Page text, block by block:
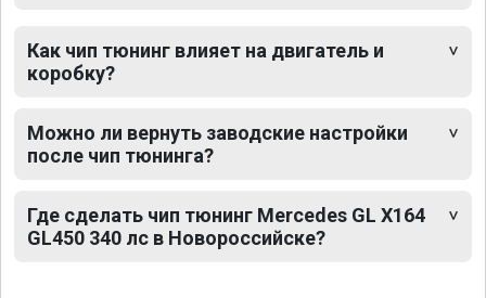
Как чип тюнинг влияет на двигатель и
коробку?
Можно ли вернуть заводские настройки
после чип тюнинга?
Где сделать чип тюнинг Mercedes GL X164
GL450 340 лс в Новороссийске?